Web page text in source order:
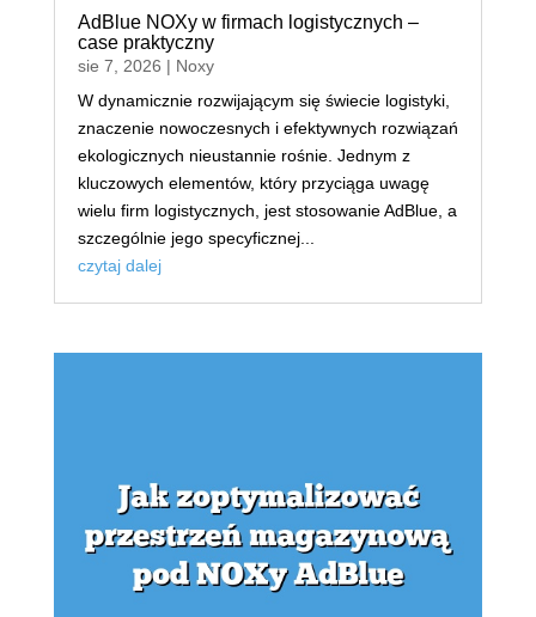
AdBlue NOXy w firmach logistycznych –
case praktyczny
sie 7, 2026 | Noxy
W dynamicznie rozwijającym się świecie logistyki,
znaczenie nowoczesnych i efektywnych rozwiązań
ekologicznych nieustannie rośnie. Jednym z
kluczowych elementów, który przyciąga uwagę
wielu firm logistycznych, jest stosowanie AdBlue, a
szczególnie jego specyficznej...
czytaj dalej